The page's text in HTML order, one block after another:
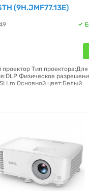
(9H.JMF77.13E)
Тип
Физическое
Lm Основной цвет:Белый